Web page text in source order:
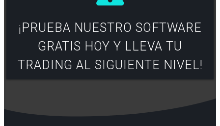
¡PRUEBA NUESTRO SOFTWARE
GRATIS HOY Y LLEVA TU
TRADING AL SIGUIENTE NIVEL!